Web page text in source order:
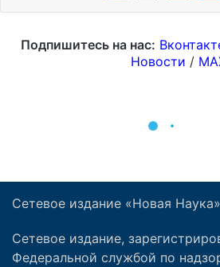
Сетевое издание «Новая Наука»
Сетевое издание,
Федеральной службой по